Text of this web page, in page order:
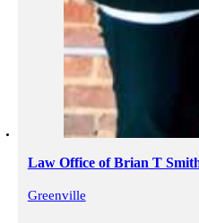
Law Office of Brian T
Greenville